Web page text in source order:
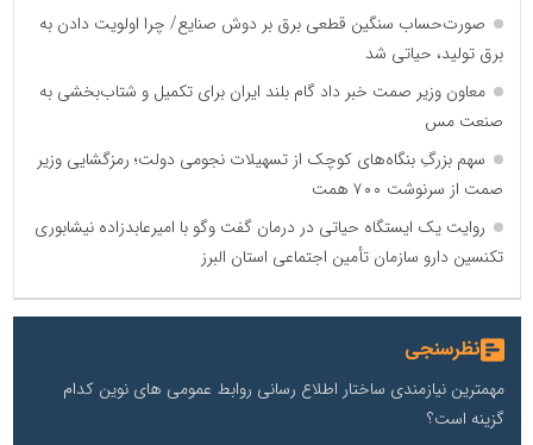
صورت‌حساب سنگین قطعی برق بر دوش صنایع/ چرا اولویت دادن به
برق تولید، حیاتی شد
معاون وزیر صمت خبر داد گام بلند ایران برای تکمیل و شتاب‌بخشی به
صنعت مس
سهم بزرگِ بنگاه‌های کوچک از تسهیلات نجومی دولت؛ رمزگشایی وزیر
صمت از سرنوشت ۷۰۰ همت
روایت یک ایستگاه حیاتی در درمان گفت ‌وگو با امیرعابدزاده نیشابوری
تکنسین دارو سازمان تأمین اجتماعی استان البرز
نظرسنجی
مهمترین نیازمندی ساختار اطلاع رسانی روابط عمومی های نوین کدام
گزینه است؟